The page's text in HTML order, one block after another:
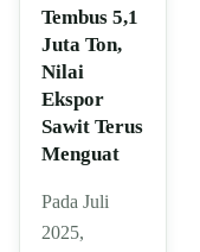
Tembus 5,1
Juta Ton,
Nilai
Ekspor
Sawit Terus
Menguat
Pada Juli
2025,